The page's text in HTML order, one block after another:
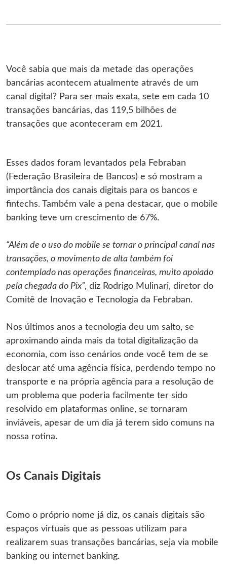
Você sabia que mais da metade das operações
bancárias acontecem atualmente através de um
canal digital? Para ser mais exata, sete em cada 10
transações bancárias, das 119,5 bilhões de
transações que aconteceram em 2021.
Esses dados foram levantados pela Febraban
(Federação Brasileira de Bancos) e só mostram a
importância dos canais digitais para os bancos e
fintechs. Também vale a pena destacar, que o mobile
banking teve um crescimento de 67%.
“Além de o uso do mobile se tornar o principal canal nas
transações, o movimento de alta também foi
contemplado nas operações financeiras, muito apoiado
pela chegada do Pix”, diz Rodrigo Mulinari, diretor do
Comitê de Inovação e Tecnologia da Febraban.
Nos últimos anos a tecnologia deu um salto, se
aproximando ainda mais da total digitalização da
economia, com isso cenários onde você tem de se
deslocar até uma agência física, perdendo tempo no
transporte e na própria agência para a resolução de
um problema que poderia facilmente ter sido
resolvido em plataformas online, se tornaram
inviáveis, apesar de um dia já terem sido comuns na
nossa rotina.
Os Canais Digitais
Como o próprio nome já diz, os canais digitais são
espaços virtuais que as pessoas utilizam para
realizarem suas transações bancárias, seja via mobile
banking ou internet banking.